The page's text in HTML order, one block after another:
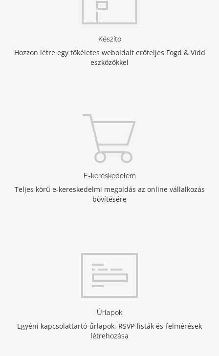
Készítő
Hozzon létre egy tökéletes weboldalt erőteljes Fogd & Vidd
eszközökkel
E-kereskedelem
Teljes körű e-kereskedelmi megoldás az online vállalkozás
bővítésére
Űrlapok
Egyéni kapcsolattartó-űrlapok, RSVP-listák és-felmérések
létrehozása